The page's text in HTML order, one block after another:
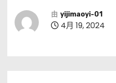
由 yijimaoyi-01
4月 19, 2024